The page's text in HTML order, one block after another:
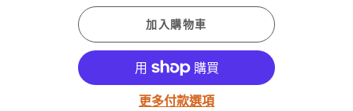
加入購物車
更多付款選項